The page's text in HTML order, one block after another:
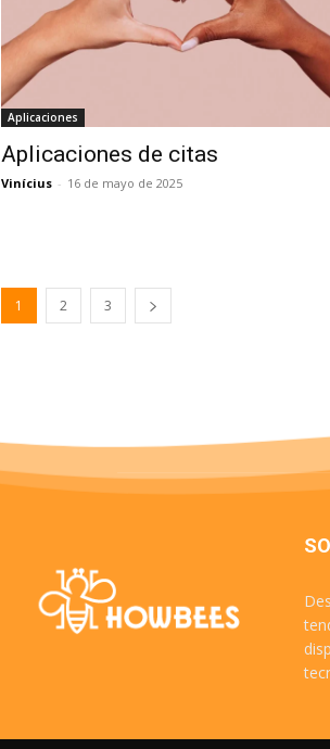
Aplicaciones
Aplicaciones de citas
Vinícius - 16 de mayo de 2025
1 2 3